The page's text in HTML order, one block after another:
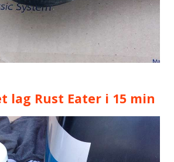
lag Rust Eater i 15 min